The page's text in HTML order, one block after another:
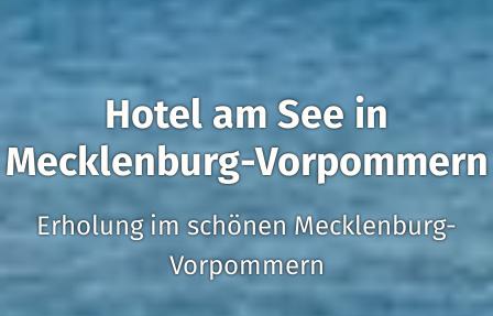
Hotel am See in
Mecklenburg-Vorpommern
Erholung im schönen Mecklenburg-
Vorpommern